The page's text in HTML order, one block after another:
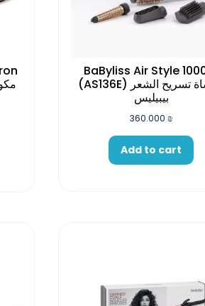
BaByliss Air Style
(AS136E) فرشاة تسريح الشعر
بيبيليس
360.000₪
Add to cart